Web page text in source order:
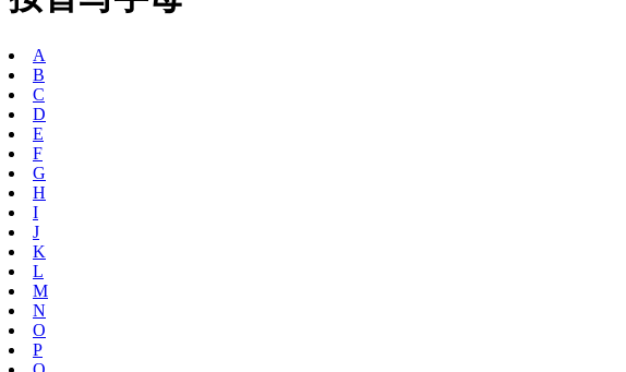
A
B
C
D
E
F
G
H
I
J
K
L
M
N
O
P